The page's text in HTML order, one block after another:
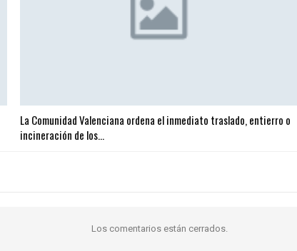
La Comunidad Valenciana ordena el inmediato traslado, entierro o
incineración de los…
Los comentarios están cerrados.